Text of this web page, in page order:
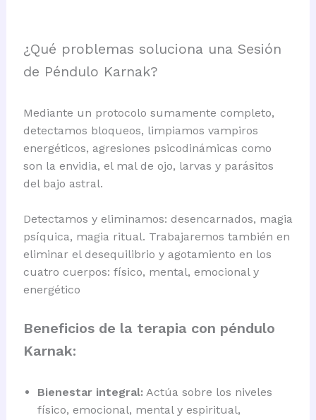
¿Qué problemas soluciona una Sesión
de Péndulo Karnak?
Mediante un protocolo sumamente completo,
detectamos bloqueos, limpiamos vampiros
energéticos, agresiones psicodinámicas como
son la envidia, el mal de ojo, larvas y parásitos
del bajo astral.
Detectamos y eliminamos: desencarnados, magia
psíquica, magia ritual. Trabajaremos también en
eliminar el desequilibrio y agotamiento en los
cuatro cuerpos: físico, mental, emocional y
energético
Beneficios de la terapia con péndulo
Karnak:
Bienestar integral: Actúa sobre los niveles
físico, emocional, mental y espiritual,